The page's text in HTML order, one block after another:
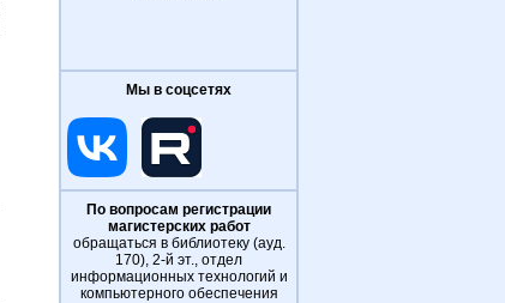
Мы в соцсетях
По вопросам регистрации
магистерских работ
обращаться в библиотеку (ауд.
170), 2-й эт., отдел
информационных технологий и
компьютерного обеспечения